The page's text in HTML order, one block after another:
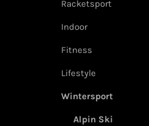
Racketsport
Indoor
Fitness
Lifestyle
Wintersport
Alpin Ski